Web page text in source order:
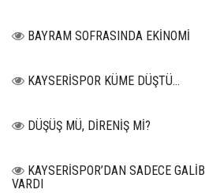
BAYRAM SOFRASINDA EKİNOMİ
KAYSERİSPOR KÜME DÜŞTÜ…
DÜŞÜŞ MÜ, DİRENİŞ Mİ?
KAYSERİSPOR’DAN SADECE
VARDI